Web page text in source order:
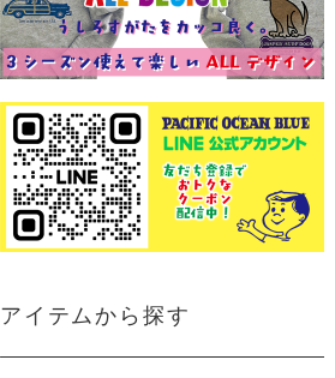
アイテムから探す